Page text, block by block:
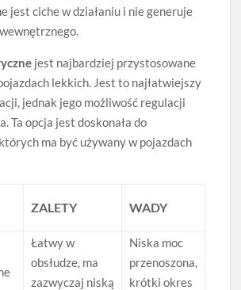
jest ciche w działaniu i nie generuje
jest najbardziej przystosowane
lekkich. Jest to najłatwiejszy
jednak jego możliwość regulacji
Ta opcja jest doskonała do
ma być używany w pojazdach
ZALETY WADY
Łatwy w
obsłudze, ma
zazwyczaj niską
Niska moc
przenoszona,
krótki okres